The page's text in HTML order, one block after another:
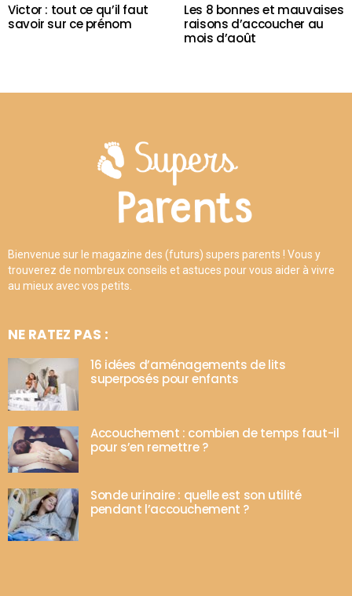
Victor : tout ce qu’il faut
savoir sur ce prénom
Les 8 bonnes et mauvaises
raisons d’accoucher au
mois d’août
Bienvenue sur le magazine des (futurs) supers parents ! Vous y
trouverez de nombreux conseils et astuces pour vous aider à vivre
au mieux avec vos petits.
NE RATEZ PAS :
16 idées d’aménagements de lits
superposés pour enfants
Accouchement : combien de temps faut-il
pour s’en remettre ?
Sonde urinaire : quelle est son utilité
pendant l’accouchement ?